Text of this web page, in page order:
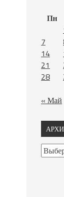
Пн
7
14
21
28
« Май